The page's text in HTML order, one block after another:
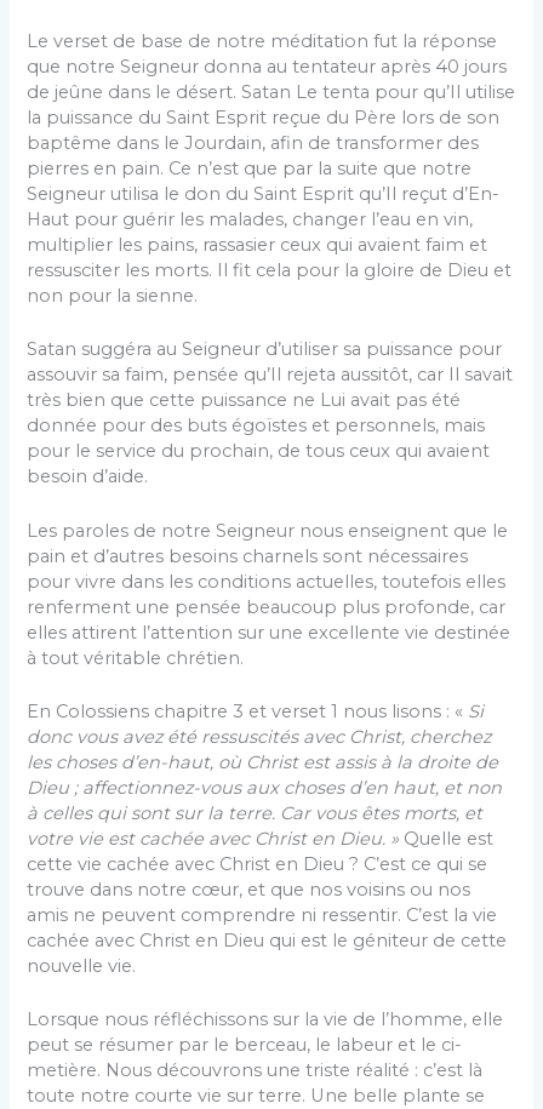
Le verset de base de notre méditation fut la ré­ponse
que notre Seigneur donna au tentateur après 40 jours
de jeûne dans le désert. Satan Le tenta pour qu’Il utilise
la puissance du Saint Esprit reçue du Père lors de son
baptême dans le Jourdain, afin de transformer des
pierres en pain. Ce n’est que par la suite que notre
Seigneur utilisa le don du Saint Esprit qu’Il reçut d’En-
Haut pour guérir les malades, changer l’eau en vin,
multiplier les pains, rassasier ceux qui avaient faim et
ressusciter les morts. Il fit cela pour la gloire de Dieu et
non pour la sienne.
Satan suggéra au Seigneur d’utiliser sa puissance pour
assouvir sa faim, pensée qu’Il rejeta aussitôt, car Il savait
très bien que cette puissance ne Lui avait pas été
donnée pour des buts égoïstes et personnels, mais
pour le service du prochain, de tous ceux qui avaient
besoin d’aide.
Les paroles de notre Seigneur nous enseignent que le
pain et d’autres besoins charnels sont nécessai­res
pour vivre dans les conditions actuelles, toutefois elles
renferment une pensée beaucoup plus profonde, car
elles attirent l’attention sur une excellente vie desti­née
à tout véritable chrétien.
En Colossiens chapitre 3 et verset 1 nous lisons : « Si
donc vous avez été ressuscités avec Christ, cher­chez
les choses d’en-haut, où Christ est assis à la droite de
Dieu ; affectionnez-vous aux choses d’en haut, et non
à celles qui sont sur la terre. Car vous êtes morts, et
votre vie est cachée avec Christ en Dieu. » Quelle est
cette vie cachée avec Christ en Dieu ? C’est ce qui se
trouve dans notre cœur, et que nos voisins ou nos
amis ne peuvent comprendre ni ressentir. C’est la vie
cachée avec Christ en Dieu qui est le géniteur de cette
nouvelle vie.
Lorsque nous réfléchissons sur la vie de l’homme, elle
peut se résumer par le berceau, le labeur et le ci­
metière. Nous découvrons une triste réalité : c’est là
toute notre courte vie sur terre. Une belle plante se